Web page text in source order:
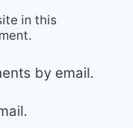
in this
by email.